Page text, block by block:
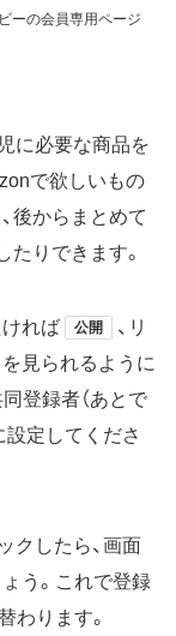
ーの会員専用ページ
に必要な商品を
で欲しいもの
後からまとめて
たりできます。
れば 公開
、リ
見られるように
登録者（あとで
設定してくださ
クしたら、画面
う。これで登録
わります。